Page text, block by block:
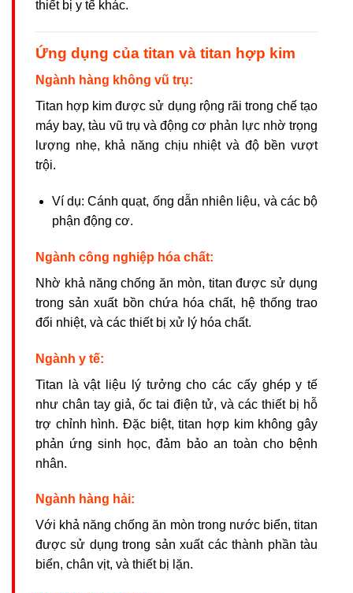
thiết bị y tế khác.
Ứng dụng của titan và titan hợp kim
Ngành hàng không vũ trụ:
Titan hợp kim được sử dụng rộng rãi trong chế tạo
máy bay, tàu vũ trụ và động cơ phản lực nhờ trọng
lượng nhẹ, khả năng chịu nhiệt và độ bền vượt
trội.
Ví dụ: Cánh quạt, ống dẫn nhiên liệu, và các bộ
phận động cơ.
Ngành công nghiệp hóa chất:
Nhờ khả năng chống ăn mòn, titan được sử dụng
trong sản xuất bồn chứa hóa chất, hệ thống trao
đổi nhiệt, và các thiết bị xử lý hóa chất.
Ngành y tế:
Titan là vật liệu lý tưởng cho các cấy ghép y tế
như chân tay giả, ốc tai điện tử, và các thiết bị hỗ
trợ chỉnh hình. Đặc biệt, titan hợp kim không gây
phản ứng sinh học, đảm bảo an toàn cho bệnh
nhân.
Ngành hàng hải:
Với khả năng chống ăn mòn trong nước biển, titan
được sử dụng trong sản xuất các thành phần tàu
biển, chân vịt, và thiết bị lặn.